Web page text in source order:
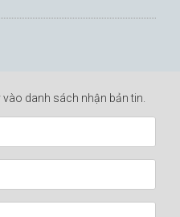
danh sách nhận bản tin.